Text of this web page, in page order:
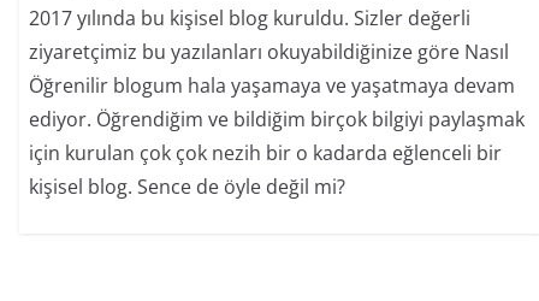
2017 yılında bu kişisel blog kuruldu. Sizler değerli
ziyaretçimiz bu yazılanları okuyabildiğinize göre Nasıl
Öğrenilir blogum hala yaşamaya ve yaşatmaya devam
ediyor. Öğrendiğim ve bildiğim birçok bilgiyi paylaşmak
için kurulan çok çok nezih bir o kadarda eğlenceli bir
kişisel blog. Sence de öyle değil mi?